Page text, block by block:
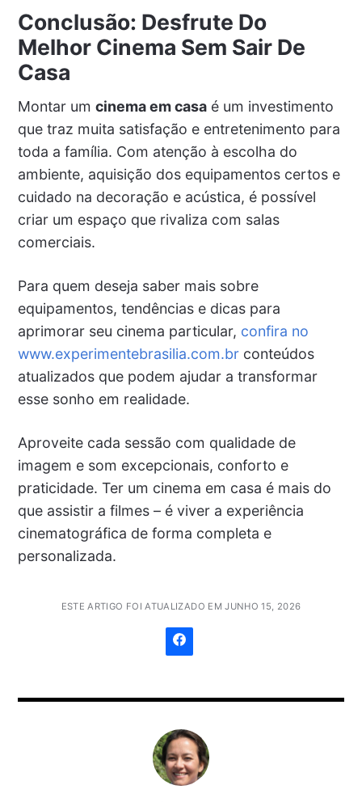
Conclusão: Desfrute Do
Melhor Cinema Sem Sair De
Casa
Montar um cinema em casaé um investimento
que traz muita satisfação e entretenimento para
toda a família. Com atenção à escolha do
ambiente, aquisição dos equipamentos certos e
cuidado na decoração e acústica, é possível
criar um espaço que rivaliza com salas
comerciais.
Para quem deseja saber mais sobre
equipamentos, tendências e dicas para
aprimorar seu cinema particular, confira no
www.experimentebrasilia.com.brconteúdos
atualizados que podem ajudar a transformar
esse sonho em realidade.
Aproveite cada sessão com qualidade de
imagem e som excepcionais, conforto e
praticidade. Ter um cinema em casa é mais do
que assistir a filmes – é viver a experiência
cinematográfica de forma completa e
personalizada.
ESTE ARTIGO FOI ATUALIZADO EM JUNHO 15, 2026